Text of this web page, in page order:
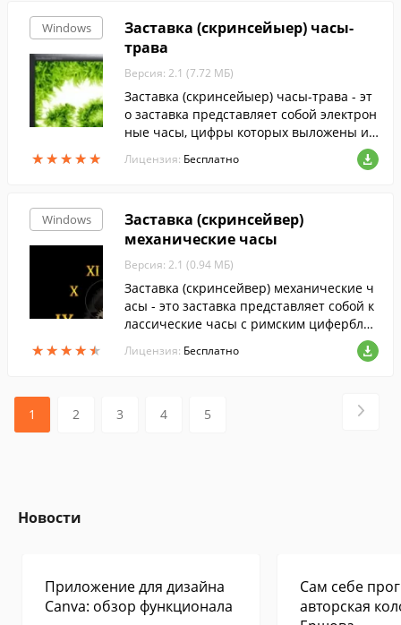
Windows
★★★★★
★★★★★
Заставка (скринсейыер) часы-
трава
Версия: 2.1 (7.72 МБ)
Заставка (скринсейыер) часы-трава - эт
о заставка представляет собой электрон
ные часы, цифры которых выложены из
Лицензия: Бесплатно
Windows
★★★★★
★★★★★
Заставка (скринсейвер)
механические часы
Версия: 2.1 (0.94 МБ)
Заставка (скринсейвер) механические ч
асы - это заставка представляет собой к
лассические часы с римским циферблат
Лицензия: Бесплатно
1 2 3 4 5
Новости
Приложение для дизайна
Canva: обзор функционала
Сам себе
авторская